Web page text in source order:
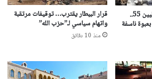
كانا يخدمان في لواء المظليين 55..
ناسفة
قرار البيطار يقترب… توقيفات مرتقبة
واتهام سياسي لـ”حزب الله”
منذ 10 دقائق